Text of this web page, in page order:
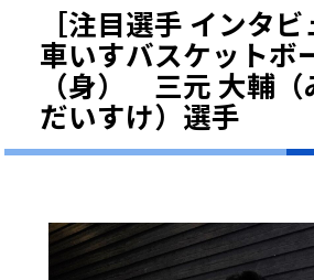
［注目選手 インタ
車いすバスケットボ
（身） 三元 大輔（
だいすけ）選手